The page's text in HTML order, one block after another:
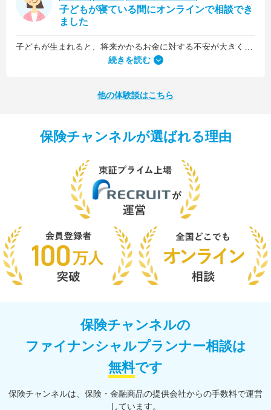
子どもが寝ている間にオンラインで相談でき
ました
何より、とても親身になって対応してくださって大満足。うちと同じように子どもの将来のお金のことで悩んでいる友人にも教えました。
続きを読む
他の体験談はこちら
保険チャンネルが選ばれる理由
保険チャンネルの
ファイナンシャルプランナー相談は
無料です
保険チャンネルは、保険・⾦融商品の提供会社からの⼿数料で運営
しています。